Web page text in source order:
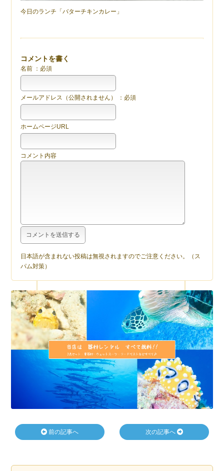
今日のランチ「バターチキンカレー」
コメントを書く
名前 ：必須
メールアドレス（公開されません） ：必須
ホームページURL
コメント内容
日本語が含まれない投稿は無視されますのでご注意ください。（ス
パム対策）
前の記事へ 次の記事へ